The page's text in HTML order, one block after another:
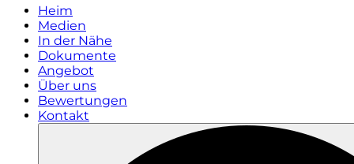
Heim
Medien
In der Nähe
Dokumente
Angebot
Über uns
Bewertungen
Kontakt